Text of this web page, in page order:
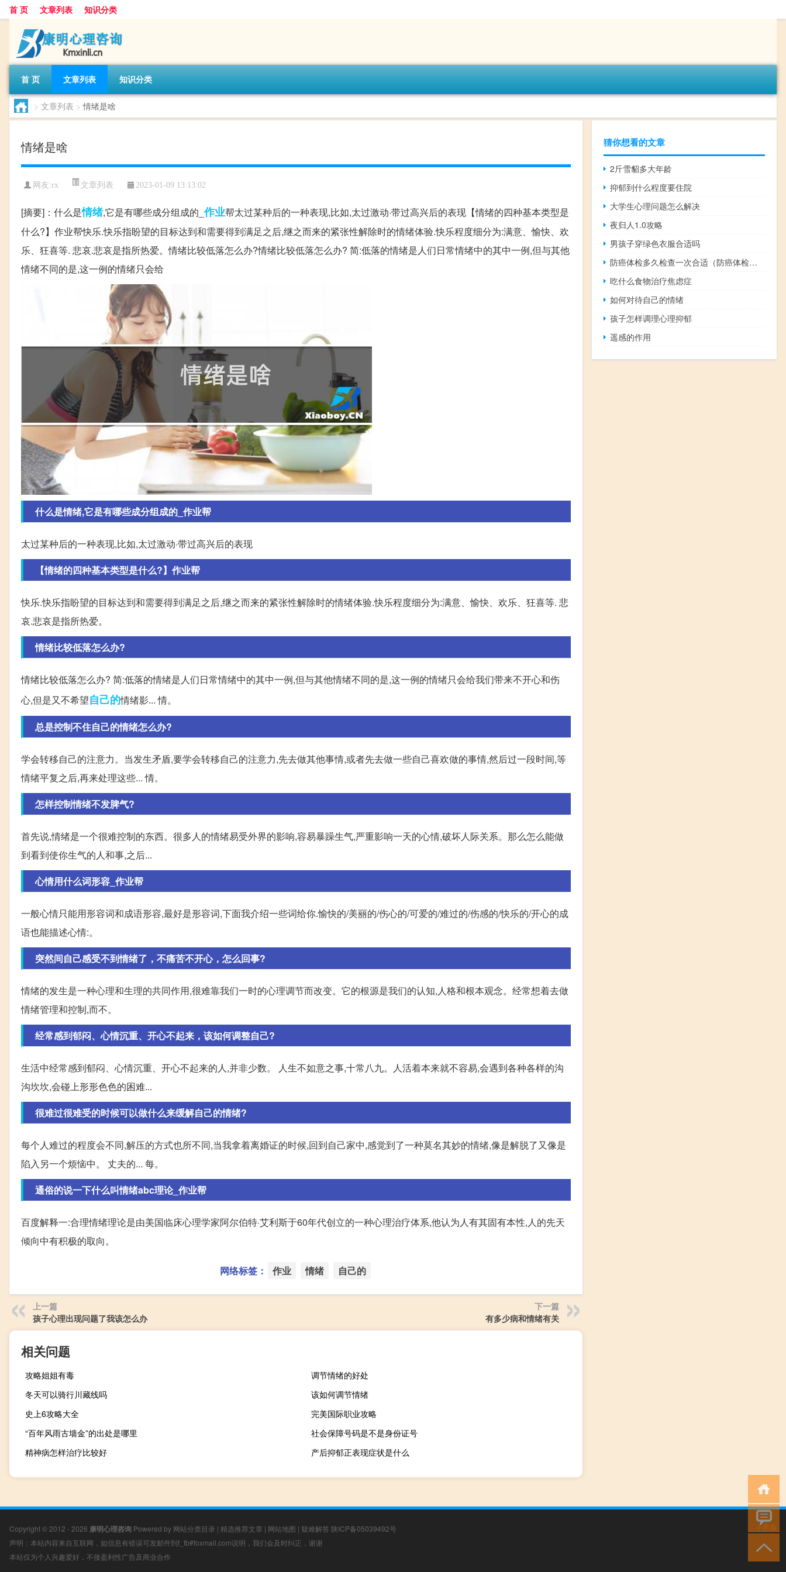
首 页 文章列表 知识分类
首 页 文章列表 知识分类
> 文章列表 > 情绪是啥
情绪是啥
网友:rx 文章列表 2023-01-09 13:13:02
[摘要]：什么是情绪,它是有哪些成分组成的_作业帮太过某种后的一种表现,比如,太过激动·带过高兴后的表现【情绪的四种基本类型是
什么?】作业帮快乐.快乐指盼望的目标达到和需要得到满足之后,继之而来的紧张性解除时的情绪体验.快乐程度细分为:满意、愉快、欢
乐、狂喜等. 悲哀.悲哀是指所热爱。情绪比较低落怎么办?情绪比较低落怎么办? 简:低落的情绪是人们日常情绪中的其中一例,但与其他
情绪不同的是,这一例的情绪只会给
什么是情绪,它是有哪些成分组成的_作业帮
太过某种后的一种表现,比如,太过激动·带过高兴后的表现
【情绪的四种基本类型是什么?】作业帮
快乐.快乐指盼望的目标达到和需要得到满足之后,继之而来的紧张性解除时的情绪体验.快乐程度细分为:满意、愉快、欢乐、狂喜等. 悲
哀.悲哀是指所热爱。
情绪比较低落怎么办?
情绪比较低落怎么办? 简:低落的情绪是人们日常情绪中的其中一例,但与其他情绪不同的是,这一例的情绪只会给我们带来不开心和伤
心,但是又不希望自己的情绪影... 情。
总是控制不住自己的情绪怎么办?
学会转移自己的注意力。当发生矛盾,要学会转移自己的注意力,先去做其他事情,或者先去做一些自己喜欢做的事情,然后过一段时间,等
情绪平复之后,再来处理这些... 情。
怎样控制情绪不发脾气?
首先说,情绪是一个很难控制的东西。很多人的情绪易受外界的影响,容易暴躁生气,严重影响一天的心情,破坏人际关系。那么怎么能做
到看到使你生气的人和事,之后...
心情用什么词形容_作业帮
一般心情只能用形容词和成语形容,最好是形容词,下面我介绍一些词给你.愉快的/美丽的/伤心的/可爱的/难过的/伤感的/快乐的/开心的成
语也能描述心情:。
突然间自己感受不到情绪了，不痛苦不开心，怎么回事?
情绪的发生是一种心理和生理的共同作用,很难靠我们一时的心理调节而改变。它的根源是我们的认知,人格和根本观念。经常想着去做
情绪管理和控制,而不。
经常感到郁闷、心情沉重、开心不起来，该如何调整自己?
生活中经常感到郁闷、心情沉重、开心不起来的人,并非少数。 人生不如意之事,十常八九。人活着本来就不容易,会遇到各种各样的沟
沟坎坎,会碰上形形色色的困难...
很难过很难受的时候可以做什么来缓解自己的情绪?
每个人难过的程度会不同,解压的方式也所不同,当我拿着离婚证的时候,回到自己家中,感觉到了一种莫名其妙的情绪,像是解脱了又像是
陷入另一个烦恼中。 丈夫的... 每。
通俗的说一下什么叫情绪abc理论_作业帮
百度解释一:合理情绪理论是由美国临床心理学家阿尔伯特·艾利斯于60年代创立的一种心理治疗体系,他认为人有其固有本性,人的先天
倾向中有积极的取向。
网络标签： 作业 情绪 自己的
上一篇
孩子心理出现问题了我该怎么办
下一篇
有多少病和情绪有关
相关问题
攻略姐姐有毒
调节情绪的好处
冬天可以骑行川藏线吗
该如何调节情绪
史上6攻略大全
完美国际职业攻略
“百年风雨古墙金”的出处是哪里
社会保障号码是不是身份证号
精神病怎样治疗比较好
产后抑郁正表现症状是什么
猜你想看的文章
2斤雪貂多大年龄
抑郁到什么程度要住院
大学生心理问题怎么解决
夜归人1.0攻略
男孩子穿绿色衣服合适吗
防癌体检多久检查一次合适（防癌体检多久检查一次）
吃什么食物治疗焦虑症
如何对待自己的情绪
孩子怎样调理心理抑郁
遥感的作用
Copyright © 2012 - 2026 康明心理咨询 Powered by 网站分类目录 | 精选推荐文章 | 网站地图 | 疑难解答 陕ICP备05039492号
声明：本站内容来自互联网，如信息有错误可发邮件到f_fb#foxmail.com说明，我们会及时纠正，谢谢
本站仅为个人兴趣爱好，不接盈利性广告及商业合作
小男孩